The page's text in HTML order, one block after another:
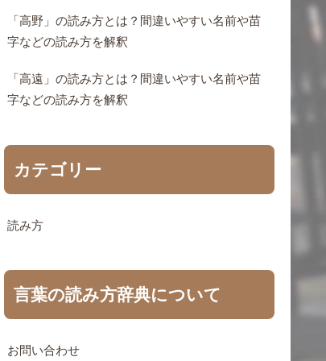
「高野」の読み方とは？間違いやすい名前や苗
字などの読み方を解釈
「高遠」の読み方とは？間違いやすい名前や苗
字などの読み方を解釈
カテゴリー
読み方
言葉の読み方辞典について
お問い合わせ